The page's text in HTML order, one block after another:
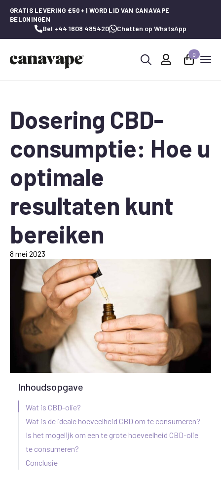
GRATIS LEVERING £50+ | WORD LID VAN CANAVAPE
BELONINGEN
Bel +44 1608 485420 Chatten op WhatsApp
0
Dosering CBD-
consumptie: Hoe u
optimale
resultaten kunt
bereiken
8 mei 2023
Inhoudsopgave
Wat is CBD-olie?
Wat is de ideale hoeveelheid CBD om te consumeren?
Is het mogelijk om een te grote hoeveelheid CBD-olie
te consumeren?
Conclusie